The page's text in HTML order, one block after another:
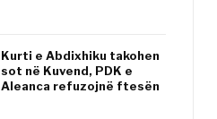
Kurti e Abdixhiku takohen
sot në Kuvend, PDK e
Aleanca refuzojnë ftesën